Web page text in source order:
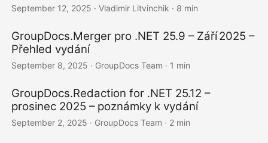
September 12, 2025 · Vladimir Litvinchik · 8 min
GroupDocs.Merger pro .NET 25.9 – Září 2025 –
Přehled vydání
September 8, 2025 · GroupDocs Team · 1 min
GroupDocs.Redaction for .NET 25.12 –
prosinec 2025 – poznámky k vydání
September 2, 2025 · GroupDocs Team · 2 min